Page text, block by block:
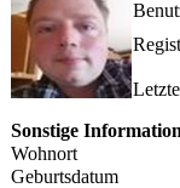
Sonstige
Wohnort
Geburtsdatum